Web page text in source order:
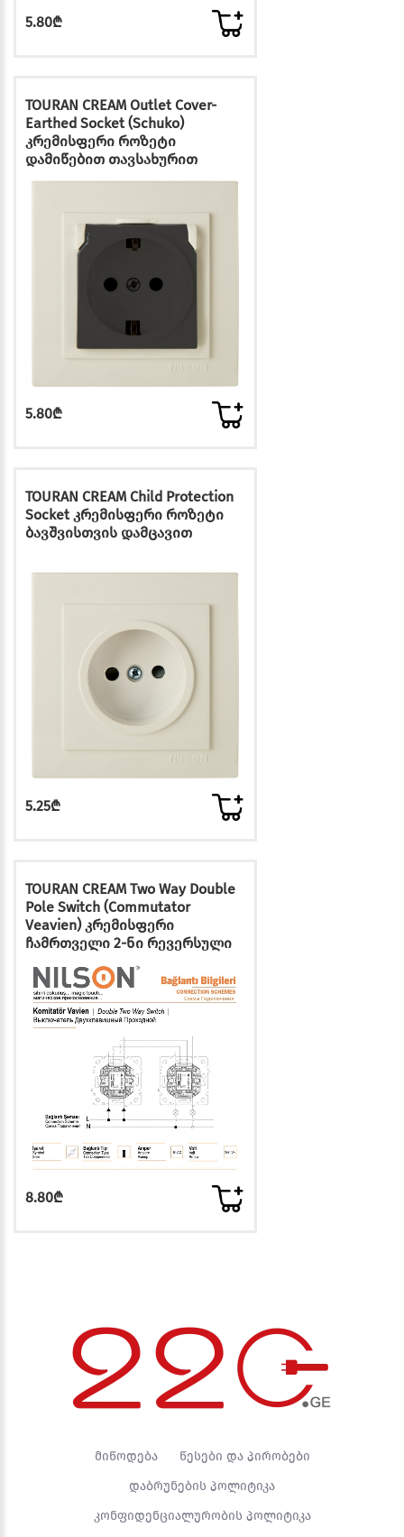
5.80₾
TOURAN CREAM Outlet Cover-
Earthed Socket (Schuko)
კრემისფერი როზეტი
დამიწებით თავსახურით
5.80₾
TOURAN CREAM Child Protection
Socket კრემისფერი როზეტი
ბავშვისთვის დამცავით
5.25₾
TOURAN CREAM Two Way Double
Pole Switch (Commutator
Veavien) კრემისფერი
ჩამრთველი 2-ნი რევერსული
8.80₾
მიწოდება
წესები და პირობები
დაბრუნების პოლიტიკა
კონფიდენციალურობის პოლიტიკა